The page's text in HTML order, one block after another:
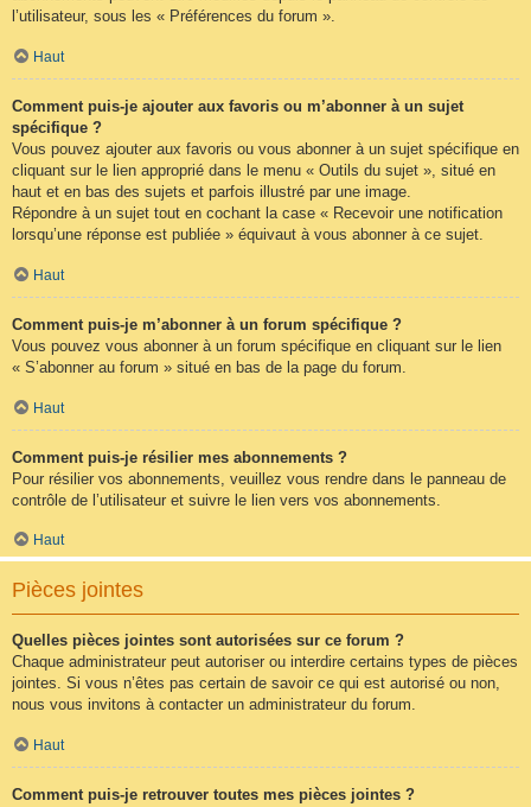
l’utilisateur, sous les « Préférences du forum ».
Haut
Comment puis-je ajouter aux favoris ou m’abonner à un sujet
spécifique ?
Vous pouvez ajouter aux favoris ou vous abonner à un sujet spécifique en
cliquant sur le lien approprié dans le menu « Outils du sujet », situé en
haut et en bas des sujets et parfois illustré par une image.
Répondre à un sujet tout en cochant la case « Recevoir une notification
lorsqu’une réponse est publiée » équivaut à vous abonner à ce sujet.
Haut
Comment puis-je m’abonner à un forum spécifique ?
Vous pouvez vous abonner à un forum spécifique en cliquant sur le lien
« S’abonner au forum » situé en bas de la page du forum.
Haut
Comment puis-je résilier mes abonnements ?
Pour résilier vos abonnements, veuillez vous rendre dans le panneau de
contrôle de l’utilisateur et suivre le lien vers vos abonnements.
Haut
Pièces jointes
Quelles pièces jointes sont autorisées sur ce forum ?
Chaque administrateur peut autoriser ou interdire certains types de pièces
jointes. Si vous n’êtes pas certain de savoir ce qui est autorisé ou non,
nous vous invitons à contacter un administrateur du forum.
Haut
Comment puis-je retrouver toutes mes pièces jointes ?